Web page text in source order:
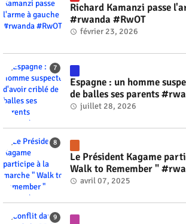
Richard Kamanzi passe
#rwanda #RwOT
février 23, 2026
Espagne : un homme
de balles ses parents
juillet 28, 2026
Le Président Kagame
Walk to Remember "
avril 07, 2025